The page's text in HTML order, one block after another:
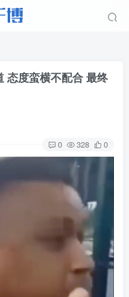
态度蛮横不配合 最终
0 328 0